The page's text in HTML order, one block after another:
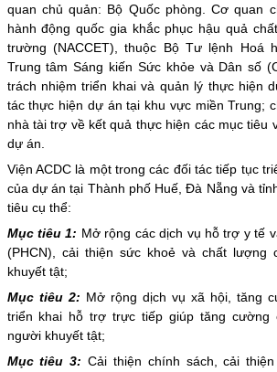
quan chủ quản: Bộ Quốc phòng. Cơ quan
hành động quốc gia khắc phục hậu quả
trường (NACCET), thuộc Bộ Tư lệnh Hoá
Trung tâm Sáng kiến Sức khỏe và Dân số
trách nhiệm triển khai và quản lý thực hiện
tác thực hiện dự án tại khu vực miền Trung;
nhà tài trợ về kết quả thực hiện các mục tiêu
dự án.
Viện ACDC là một trong các đối tác tiếp tục
của dự án tại Thành phố Huế, Đà Nẵng và
tiêu cụ thể:
Mục tiêu 1: Mở rộng các dịch vụ hỗ trợ y tế
(PHCN), cải thiện sức khoẻ và chất lượng
khuyết tật;
Mục tiêu 2: Mở rộng dịch vụ xã hội, tăng
triển khai hỗ trợ trực tiếp giúp tăng cường
người khuyết tật;
Mục tiêu 3: Cải thiện chính sách, cải